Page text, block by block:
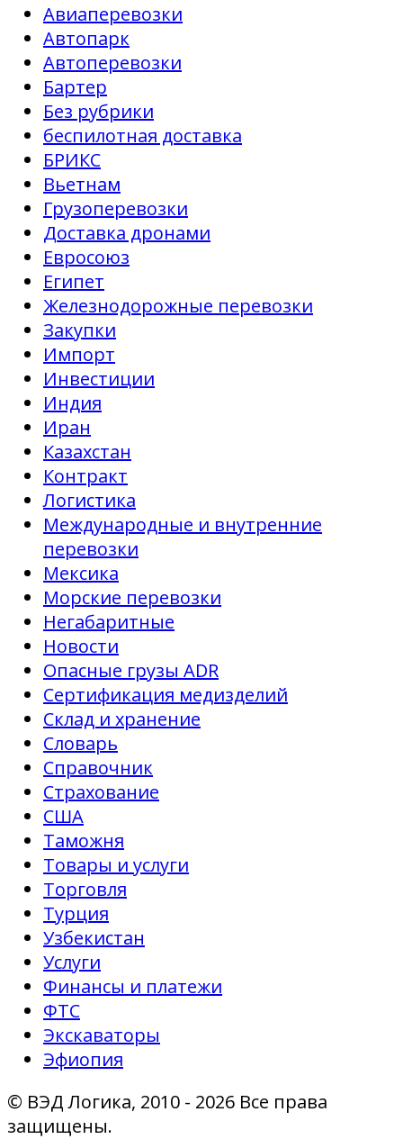
Авиаперевозки
Автопарк
Автоперевозки
Бартер
Без рубрики
беспилотная доставка
БРИКС
Вьетнам
Грузоперевозки
Доставка дронами
Евросоюз
Египет
Железнодорожные перевозки
Закупки
Импорт
Инвестиции
Индия
Иран
Казахстан
Контракт
Логистика
Международные и внутренние
перевозки
Мексика
Морские перевозки
Негабаритные
Новости
Опасные грузы ADR
Сертификация медизделий
Склад и хранение
Словарь
Справочник
Страхование
США
Таможня
Товары и услуги
Торговля
Турция
Узбекистан
Услуги
Финансы и платежи
ФТС
Экскаваторы
Эфиопия
© ВЭД Логика, 2010 - 2026 Все права
защищены.